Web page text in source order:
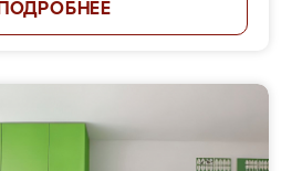
ПОДРОБНЕЕ